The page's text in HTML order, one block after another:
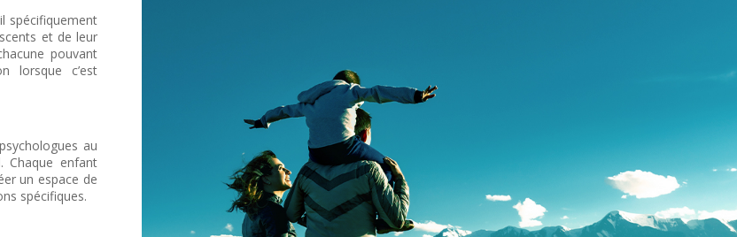
spécifiquement
et de leur
pouvant
lorsque c’est
au
Chaque enfant
un espace de
spécifiques.